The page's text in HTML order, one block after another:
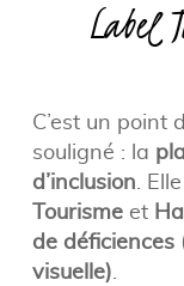
Label
C’est un point
souligné : la
d’inclusion.
Tourismeet
de déficiences
visuelle).